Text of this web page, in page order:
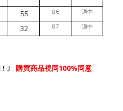
55 86 適中
32 87 適中
! ｣ , 購買商品視同 100% 同意